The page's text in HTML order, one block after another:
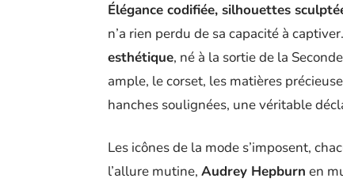
Élégance codifiée, silhouettes
n’a rien perdu de sa capacité à
esthétique, né à la sortie de la
ample, le corset, les matières
hanches soulignées, une véritable
Les icônes de la mode s’imposent,
l’allure mutine, Audrey Hepburn en